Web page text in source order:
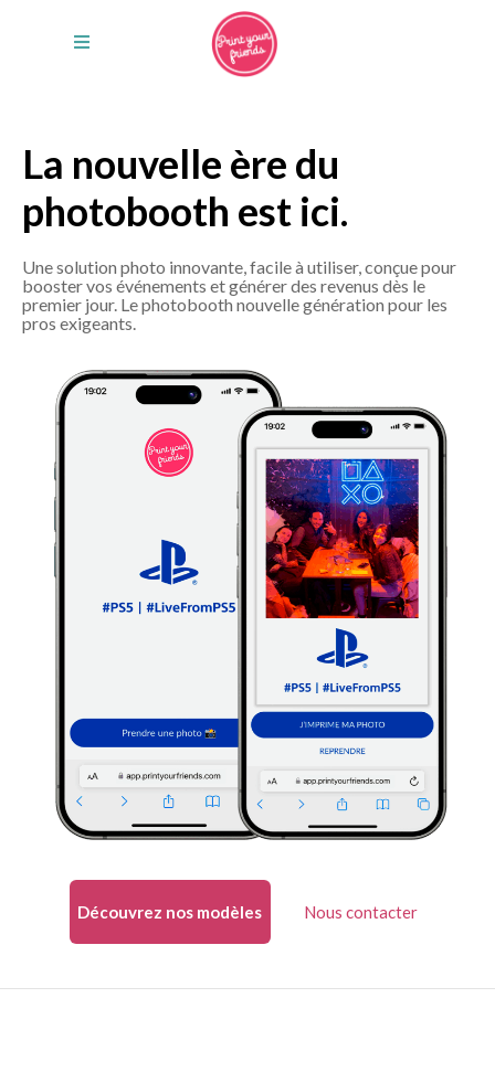
La nouvelle ère du
photobooth est ici.
Une solution photo innovante, facile à utiliser, conçue pour
booster vos événements et générer des revenus dès le
premier jour. Le photobooth nouvelle génération pour les
pros exigeants.
Découvrez nos modèles Nous contacter